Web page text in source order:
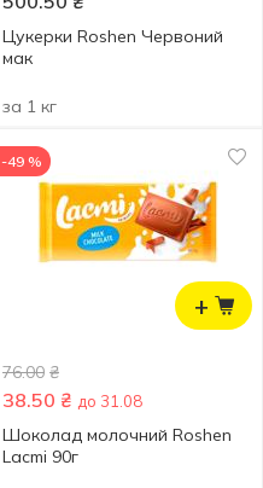
Цукерки Roshen Червоний
мак
за 1 кг
+
-49 %
76.00 ₴
38.50 ₴ до 31.08
Шоколад молочний Roshen
Lacmi 90г